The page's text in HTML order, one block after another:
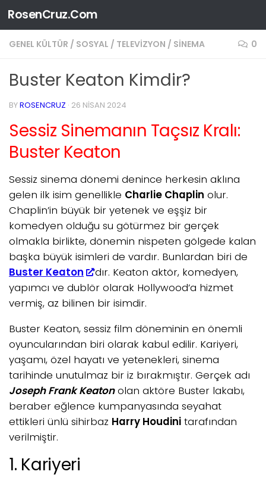
Skip to content
RosenCruz.Com
GENEL KÜLTÜR / SOSYAL / TELEVIZYON / SINEMA 0
Buster Keaton Kimdir?
BYROSENCRUZ · 26 NISAN 2024
Sessiz Sinemanın Taçsız Kralı:
Buster Keaton
Sessiz sinema dönemi denince herkesin aklına
gelen ilk isim genellikle Charlie Chaplin olur.
Chaplin’in büyük bir yetenek ve eşşiz bir
komedyen olduğu su götürmez bir gerçek
olmakla birlikte, dönemin nispeten gölgede kalan
başka büyük isimleri de vardır. Bunlardan biri de
Buster Keaton
‘dır. Keaton aktör, komedyen,
yapımcı ve dublör olarak Hollywood’a hizmet
vermiş, az bilinen bir isimdir.
Buster Keaton, sessiz film döneminin en önemli
oyuncularından biri olarak kabul edilir. Kariyeri,
yaşamı, özel hayatı ve yetenekleri, sinema
tarihinde unutulmaz bir iz bırakmıştır. Gerçek adı
Joseph Frank Keatonolan aktöre Buster lakabı,
beraber eğlence kumpanyasında seyahat
ettikleri ünlü sihirbaz Harry Houdini tarafından
verilmiştir.
1. Kariyeri